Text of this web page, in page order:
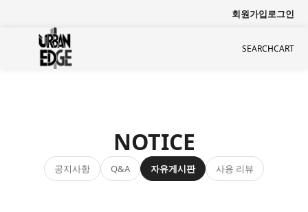
회원가입로그인
SEARCHCART
NOTICE
공지사항 Q&A 자유게시판 사용 리뷰